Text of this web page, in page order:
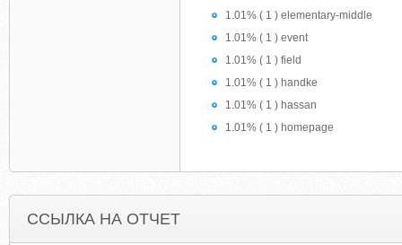
1.01% ( 1 ) elementary-middle
1.01% ( 1 ) event
1.01% ( 1 ) field
1.01% ( 1 ) handke
1.01% ( 1 ) hassan
1.01% ( 1 ) homepage
ССЫЛКА НА ОТЧЕТ